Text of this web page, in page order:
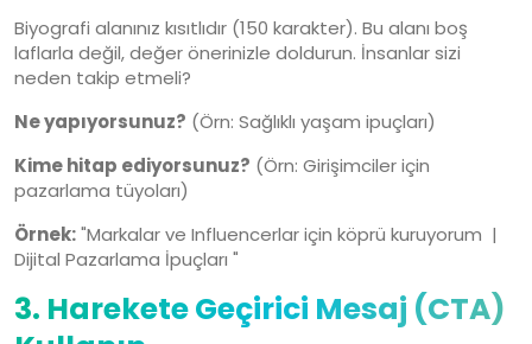
Biyografi alanınız kısıtlıdır (150 karakter). Bu alanı boş
laflarla değil, değer önerinizle doldurun. İnsanlar sizi
neden takip etmeli?
Ne yapıyorsunuz? (Örn: Sağlıklı yaşam ipuçları)
Kime hitap ediyorsunuz? (Örn: Girişimciler için
pazarlama tüyoları)
Örnek:"Markalar ve Influencerlar için köprü kuruyorum |
Dijital Pazarlama İpuçları "
3. Harekete Geçirici Mesaj (CTA)